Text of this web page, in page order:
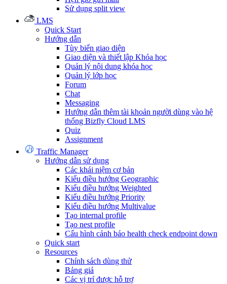
Sử dụng split view
LMS
Quick Start
Hướng dẫn
Tùy biến giao diện
Giao diện và thiết lập Khóa học
Quản lý nội dung khóa học
Quản lý lớp học
Forum
Chat
Messaging
Hướng dẫn thêm tài khoản người dùng vào hệ
thống Bizfly Cloud LMS
Quiz
Assignment
Traffic Manager
Hướng dẫn sử dụng
Các khái niệm cơ bản
Kiểu điều hướng Geographic
Kiểu điều hướng Weighted
Kiểu điều hướng Priority
Kiểu điều hướng Multivalue
Tạo internal profile
Tạo nest profile
Cấu hình cảnh báo health check endpoint down
Quick start
Resources
Chính sách dùng thử
Bảng giá
Các vị trí được hỗ trợ